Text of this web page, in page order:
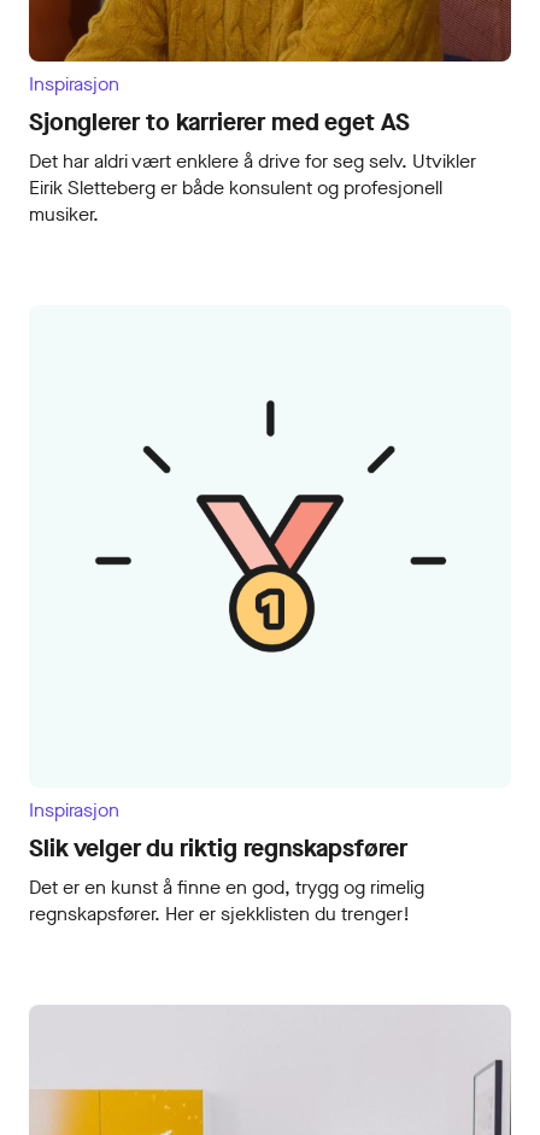
Inspirasjon
Sjonglerer to karrierer med eget AS
Det har aldri vært enklere å drive for seg selv. Utvikler
Eirik Sletteberg er både konsulent og profesjonell
musiker.
Inspirasjon
Slik velger du riktig regnskapsfører
Det er en kunst å finne en god, trygg og rimelig
regnskapsfører. Her er sjekklisten du trenger!